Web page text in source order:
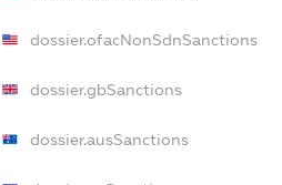
dossier.ofacNonSdnSanctions
dossier.gbSanctions
dossier.ausSanctions